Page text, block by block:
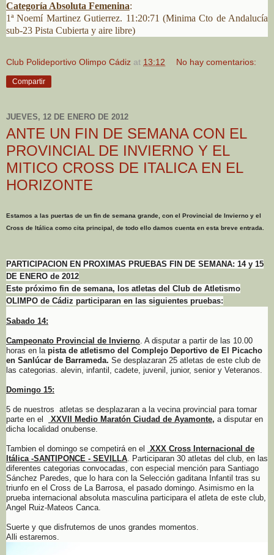
Categoría Absoluta Femenina:
1ª Noemí Martinez Gutierrez. 11:20:71 (Minima Cto de Andalucía
sub-23 Pista Cubierta y aire libre)
Club Polideportivo Olimpo Cádiz at 13:12 No hay comentarios:
Compartir
JUEVES, 12 DE ENERO DE 2012
ANTE UN FIN DE SEMANA CON EL
PROVINCIAL DE INVIERNO Y EL
MITICO CROSS DE ITALICA EN EL
HORIZONTE
Estamos a las puertas de un fin de semana grande, con el Provincial de Invierno y el
Cross de Itálica como cita principal, de todo ello damos cuenta en esta breve entrada.
PARTICIPACION EN PROXIMAS PRUEBAS FIN DE SEMANA: 14 y 15
DE ENERO de 2012
Este próximo fin de semana, los atletas del Club de Atletismo
OLIMPO de Cádiz participaran en las siguientes pruebas:
Sabado 14:
Campeonato Provincial de Invierno. A disputar a partir de las 10.00
horas en lapista de atletismo del Complejo Deportivo de El Picacho
en Sanlúcar de Barrameda. Se desplazaran 25 atletas de este club de
las categorias. alevin, infantil, cadete, juvenil, junior, senior y Veteranos.
Domingo 15:
5 de nuestros atletas se desplazaran a la vecina provincial para tomar
parte en el
XXVII Medio Maratón Ciudad de Ayamonte, a disputar en
dicha localidad onubense.
Tambien el domingo se competirá en el
XXX Cross Internacional de
Itálica -SANTIPONCE - SEVILLA. Participaran 30 atletas del club, en las
diferentes categorias convocadas, con especial mención para Santiago
Sánchez Paredes, que lo hara con la Selección gaditana Infantil tras su
triunfo en el Cross de La Barrosa, el pasado domingo. Asimismo en la
prueba internacional absoluta masculina participara el atleta de este club,
Angel Ruiz-Mateos Canca.
Suerte y que disfrutemos de unos grandes momentos.
Alli estaremos.